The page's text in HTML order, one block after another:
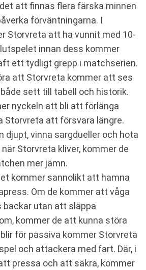
att finnas flera färska minnen
förväntningarna. I
Storvreta att ha vunnit med 10-
innan dess kommer
ett tydligt grepp i matchserien.
att Storvreta kommer att ses
sett till tabell och historik.
nyckeln att bli att förlänga
Storvreta att försvara längre.
djupt, vinna sargdueller och hota
Storvreta kliver, kommer de
mer jämn.
kommer sannolikt att hamna
Om de kommer att våga
backar utan att släppa
kommer de att kunna störa
för passiva kommer Storvreta
och attackera med fart. Där, i
pressa och att säkra, kommer